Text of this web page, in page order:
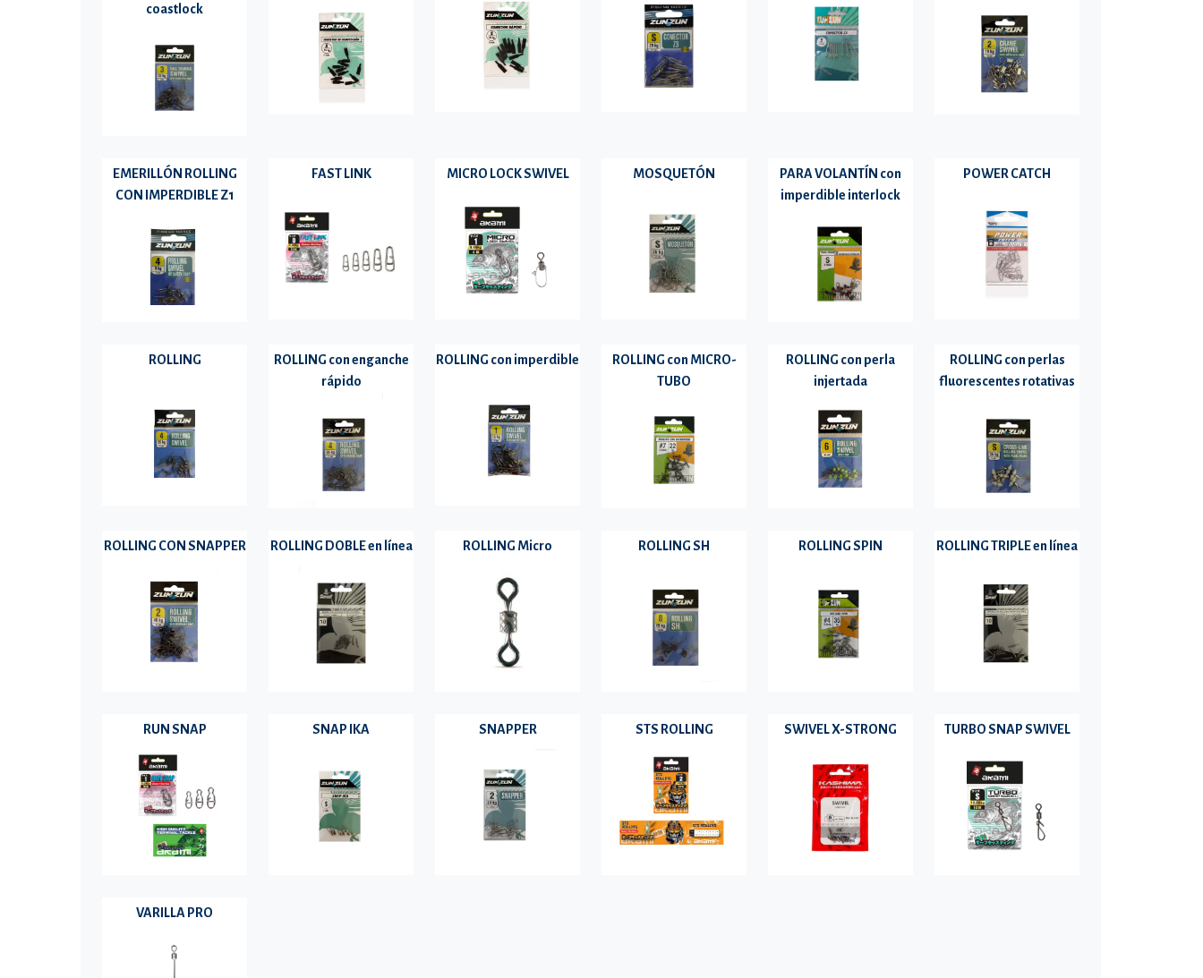
coastlock
EMERILLÓN ROLLING
CON IMPERDIBLE Z1
FAST LINK MICRO LOCK SWIVEL MOSQUETÓN
PARA VOLANTÍN con
imperdible interlock
POWER CATCH
ROLLING
ROLLING con enganche
rápido
ROLLING con imperdible
ROLLING con MICRO-
TUBO
ROLLING con perla
injertada
ROLLING con perlas
fluorescentes rotativas
ROLLING CON SNAPPER ROLLING DOBLE en línea ROLLING Micro ROLLING SH ROLLING SPIN ROLLING TRIPLE en línea
RUN SNAP SNAP IKA SNAPPER STS ROLLING SWIVEL X-STRONG TURBO SNAP SWIVEL
VARILLA PRO